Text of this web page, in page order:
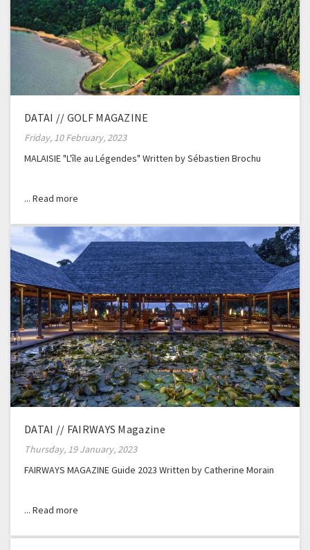
DATAI // GOLF MAGAZINE
Friday, 10 February, 2023
MALAISIE "L'île au Légendes" Written by Sébastien Brochu
DATAI // FAIRWAYS Magazine
Thursday, 19 January, 2023
FAIRWAYS MAGAZINE Guide 2023 Written by Catherine Morain